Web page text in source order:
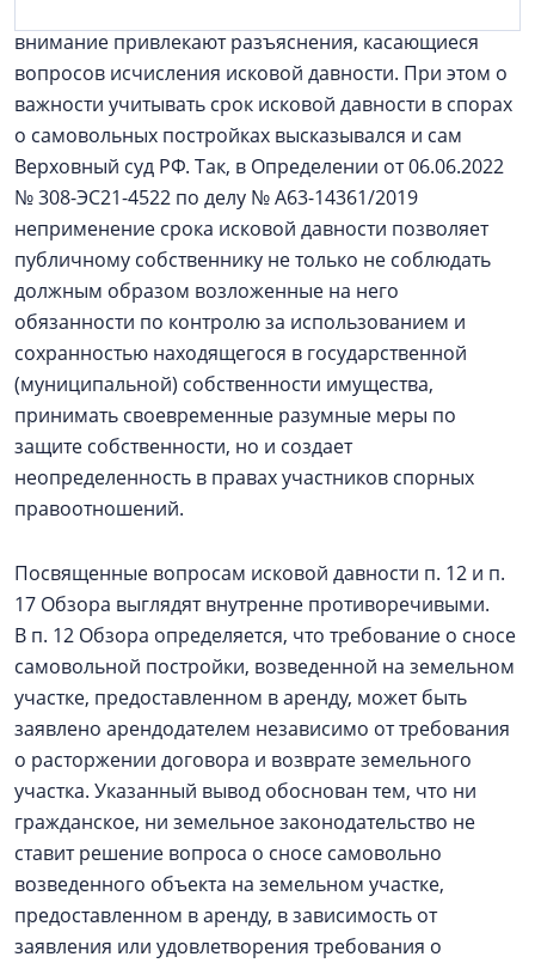
внимание привлекают разъяснения, касающиеся
вопросов исчисления исковой давности. При этом о
важности учитывать срок исковой давности в спорах
о самовольных постройках высказывался и сам
Верховный суд РФ. Так, в Определении от 06.06.2022
№ 308-ЭС21-4522 по делу № А63-14361/2019
неприменение срока исковой давности позволяет
публичному собственнику не только не соблюдать
должным образом возложенные на него
обязанности по контролю за использованием и
сохранностью находящегося в государственной
(муниципальной) собственности имущества,
принимать своевременные разумные меры по
защите собственности, но и создает
неопределенность в правах участников спорных
правоотношений.
Посвященные вопросам исковой давности п. 12 и п.
17 Обзора выглядят внутренне противоречивыми.
В п. 12 Обзора определяется, что требование о сносе
самовольной постройки, возведенной на земельном
участке, предоставленном в аренду, может быть
заявлено арендодателем независимо от требования
о расторжении договора и возврате земельного
участка. Указанный вывод обоснован тем, что ни
гражданское, ни земельное законодательство не
ставит решение вопроса о сносе самовольно
возведенного объекта на земельном участке,
предоставленном в аренду, в зависимость от
заявления или удовлетворения требования о